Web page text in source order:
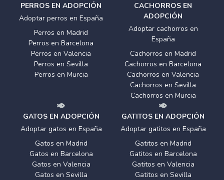
PERROS EN ADOPCIÓN
Adoptar perros en España
Perros en Madrid
Perros en Barcelona
Perros en Valencia
Perros en Sevilla
Perros en Murcia
CACHORROS EN
ADOPCIÓN
Adoptar cachorros en
España
Cachorros en Madrid
Cachorros en Barcelona
Cachorros en Valencia
Cachorros en Sevilla
Cachorros en Murcia
GATOS EN ADOPCIÓN
Adoptar gatos en España
Gatos en Madrid
Gatos en Barcelona
Gatos en Valencia
Gatos en Sevilla
GATITOS EN ADOPCIÓN
Adoptar gatitos en España
Gatitos en Madrid
Gatitos en Barcelona
Gatitos en Valencia
Gatitos en Sevilla